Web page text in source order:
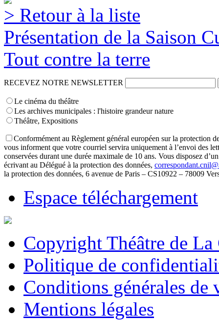
> Retour à la liste
Présentation de la Saison
Tout contre la terre
RECEVEZ NOTRE NEWSLETTER
Le cinéma du théâtre
Les archives municipales : l'histoire grandeur nature
Théâtre, Expositions
Conformément au Règlement général européen sur la protection
vous informent que votre courriel servira uniquement à l’envoi des
conservées durant une durée maximale de 10 ans. Vous disposez
écrivant au Délégué à la protection des données,
la protection des données, 6 avenue de Paris – CS10922 – 78009
Espace téléchargement
Copyright Théâtre de
Politique de
Conditions générales de
Mentions légales